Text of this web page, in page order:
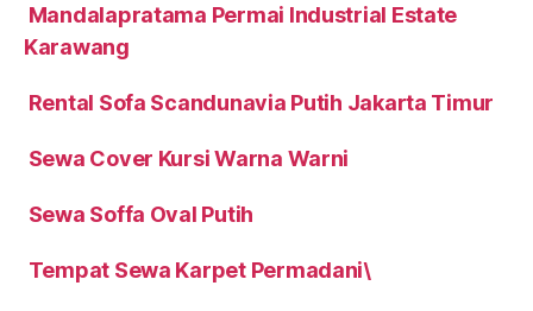
Mandalapratama Permai Industrial Estate
Karawang
Rental Sofa Scandunavia Putih Jakarta Timur
Sewa Cover Kursi Warna Warni
Sewa Soffa Oval Putih
Tempat Sewa Karpet Permadani\